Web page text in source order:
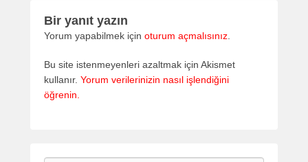
Bir yanıt yazın
Yorum yapabilmek için oturum açmalısınız
Bu site istenmeyenleri azaltmak için Akismet
kullanır. Yorum verilerinizin nasıl işlendiğini
öğrenin.